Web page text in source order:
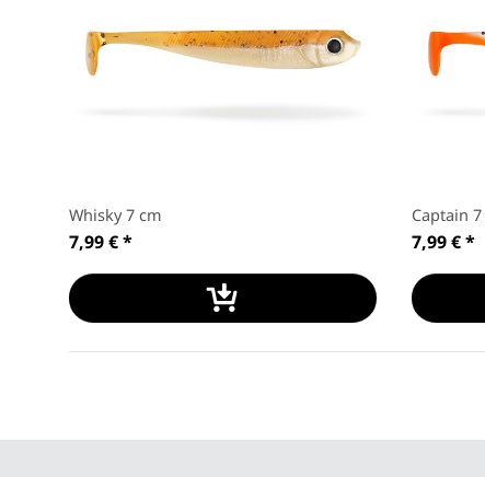
Whisky 7 cm
7,99 €*
Captain
7,99 €*